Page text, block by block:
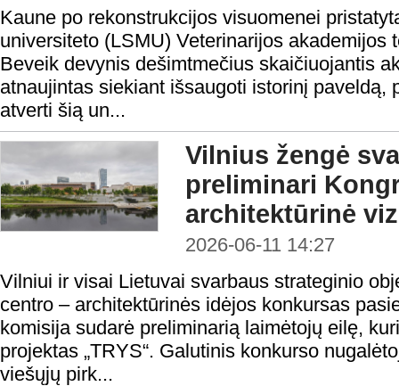
Kaune po rekonstrukcijos visuomenei
universiteto (LSMU) Veterinarijos akademijos
Beveik devynis dešimtmečius skaičiuojantis
atnaujintas siekiant išsaugoti istorinį paveldą,
atverti šią un...
Vilnius žengė
preliminari
architektūrinė
2026-06-11 14:27
Vilniui ir visai Lietuvai svarbaus strateginio
centro – architektūrinės idėjos konkursas
komisija sudarė preliminarią laimėtojų eilę,
projektas „TRYS“. Galutinis konkurso
viešųjų pirk...